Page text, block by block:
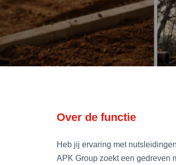
Over de functie
Heb jij ervaring met
APK Group zoekt een gedreven